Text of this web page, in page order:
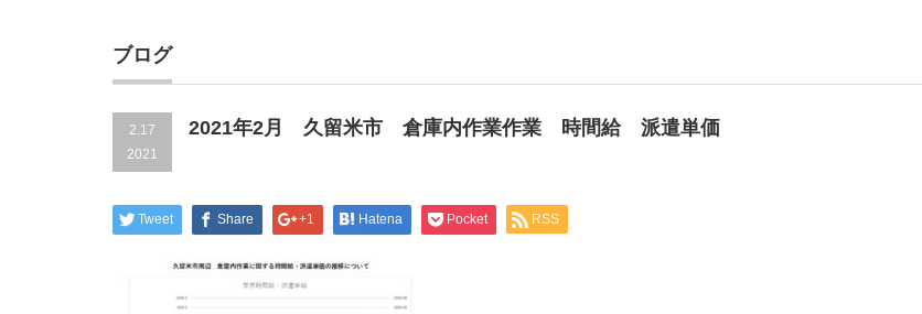
ブログ
2.17
2021
2021年2月 久留米市 倉庫内作業作業 時間給 派遣単価
Tweet Share +1 Hatena Pocket RSS